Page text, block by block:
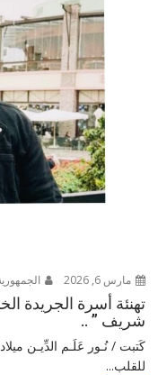
مارس 6, 2026
تهنئة أسرة الجريدة
شريف ” ..
كَتبت / نُـور عَلَـم الدِّيـن
للقلب...